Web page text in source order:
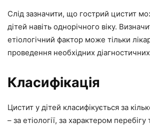
Слід зазначити, що гострий цистит
дітей навіть однорічного віку.
етіологічний фактор може тільки
проведення необхідних діагностичних
Класифікація
Цистит у дітей класифікується за
– за етіології, за характером перебігу